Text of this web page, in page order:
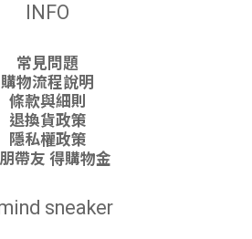
INFO
常見問題
購物流程說明
條款與細則
退換貨政策
隱私權政策
帶友 得購物金
sneaker